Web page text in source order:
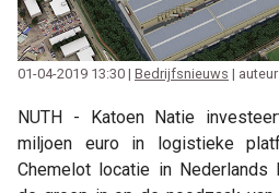
01-04-2019 13:30 | Bedrijfsnieuws | auteur
NUTH - Katoen Natie
miljoen euro in logistieke
Chemelot locatie in Nederlands